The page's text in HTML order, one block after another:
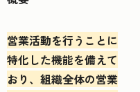
営業活動を行うことに
特化した機能を備えて
おり、組織全体の営業